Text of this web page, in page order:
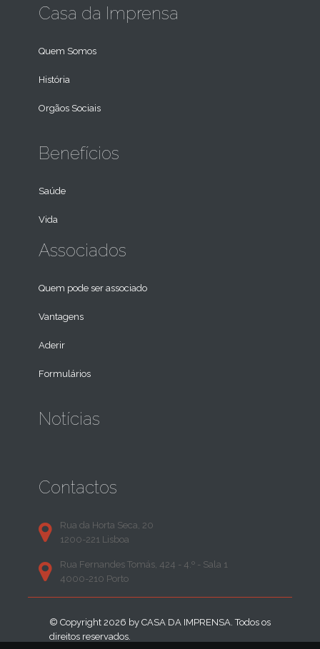
Casa da Imprensa
Quem Somos
História
Orgãos Sociais
Benefícios
Saúde
Vida
Associados
Quem pode ser associado
Vantagens
Aderir
Formulários
Notícias
Contactos
Rua da Horta Seca, 20
1200-221 Lisboa
Rua Fernandes Tomás, 424 - 4.º - Sala 1
4000-210 Porto
© Copyright 2026 by CASA DA IMPRENSA. Todos os
direitos reservados.